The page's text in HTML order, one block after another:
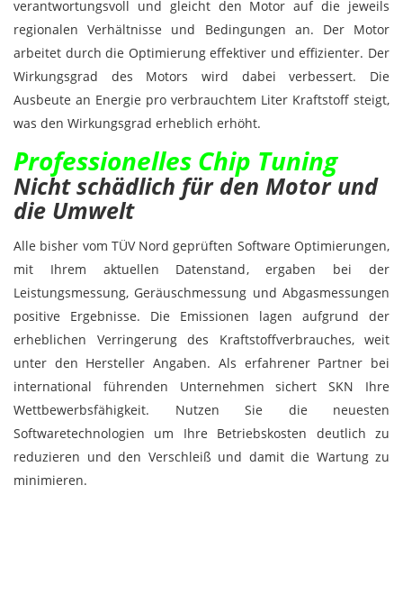
verantwortungsvoll und gleicht den Motor auf die jeweils
regionalen Verhältnisse und Bedingungen an. Der Motor
arbeitet durch die Optimierung effektiver und effizienter. Der
Wirkungsgrad des Motors wird dabei verbessert. Die
Ausbeute an Energie pro ver­brauchtem Liter Kraftstoff steigt,
was den Wirkungsgrad erheblich erhöht.
Professionelles Chip Tuning
Nicht schädlich für den Motor und
die Umwelt
Alle bisher vom TÜV Nord geprüften Software Optimierungen,
mit Ihrem aktuellen Datenstand, ergaben bei der
Leistungsmessung, Geräuschmessung und Abgasmessungen
positive Ergebnisse. Die Emissionen lagen aufgrund der
erheblichen Verringerung des Kraftstoffverbrauches, weit
unter den Hersteller Angaben. Als erfahrener Partner bei
international führenden Unternehmen sichert SKN Ihre
Wettbewerbsfähigkeit. Nutzen Sie die neuesten
Softwaretechnologien um Ihre Betriebskosten deutlich zu
reduzieren und den Verschleiß und damit die Wartung zu
minimieren.